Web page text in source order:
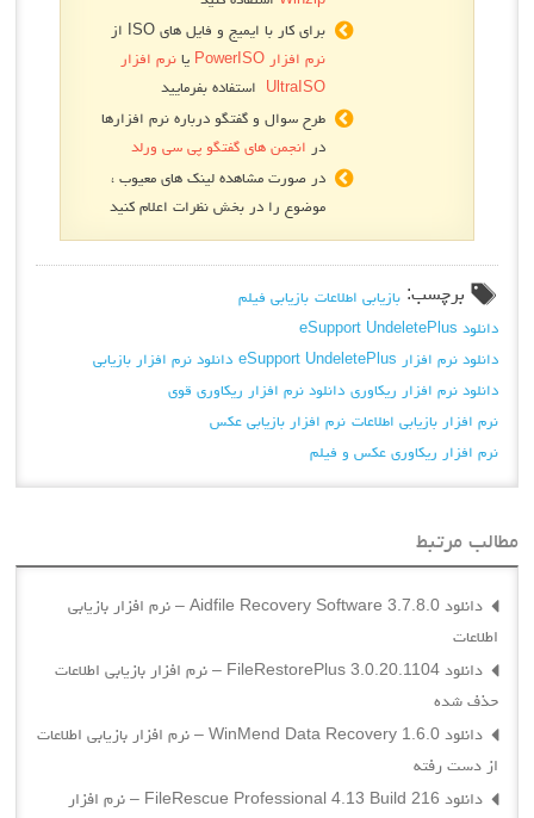
برای کار با ایمیج و فایل های ISO از
نرم افزار PowerISO
یا نرم افزار
UltraISO استفاده بفرمایید
طرح سوال و گفتگو درباره نرم افزارها
در انجمن های گفتگو پی سی ورلد
در صورت مشاهده لینک های معیوب ،
موضوع را در بخش نظرات اعلام کنید
برچسب: بازیابی اطلاعات بازیابی فیلم
دانلود eSupport UndeletePlus
دانلود نرم افزار eSupport UndeletePlus
دانلود نرم افزار بازیابی
دانلود نرم افزار ریکاوری دانلود نرم افزار ریکاوری قوی
نرم افزار بازیابی اطلاعات نرم افزار بازیابی عکس
نرم افزار ریکاوری عکس و فیلم
مطالب مرتبط
دانلود Aidfile Recovery Software 3.7.8.0 – نرم افزار بازیابی
اطلاعات
دانلود FileRestorePlus 3.0.20.1104 – نرم افزار بازیابی اطلاعات
حذف شده
دانلود WinMend Data Recovery 1.6.0 – نرم افزار بازیابی اطلاعات
از دست رفته
دانلود FileRescue Professional 4.13 Build 216 – نرم افزار